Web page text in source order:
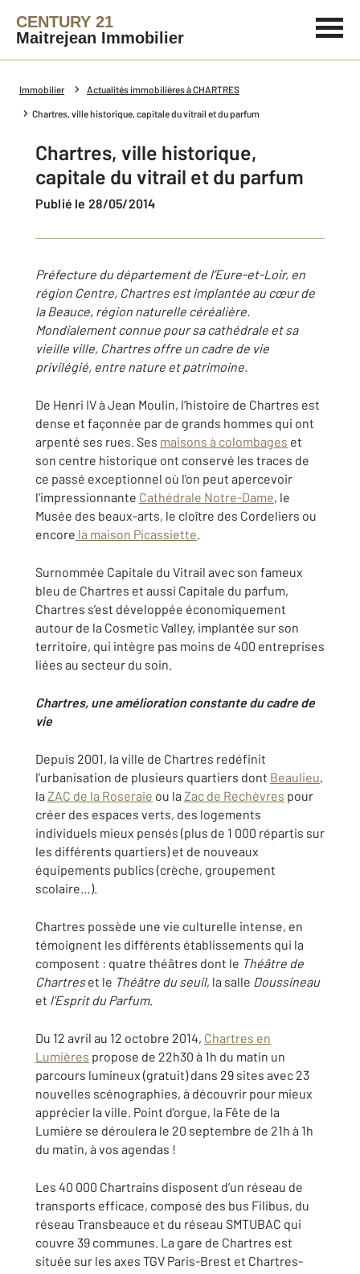
CENTURY 21
Maitrejean Immobilier
Immobilier Actualités immobilières à CHARTRES
Chartres, ville historique, capitale du vitrail et du parfum
Chartres, ville historique,
capitale du vitrail et du parfum
Publié le 28/05/2014
Préfecture du département de l’Eure-et-Loir, en
région Centre, Chartres est implantée au cœur de
la Beauce, région naturelle céréalière.
Mondialement connue pour sa cathédrale et sa
vieille ville, Chartres offre un cadre de vie
privilégié, entre nature et patrimoine.
De Henri IV à Jean Moulin, l’histoire de Chartres est
dense et façonnée par de grands hommes qui ont
arpenté ses rues. Ses maisons à colombages et
son centre historique ont conservé les traces de
ce passé exceptionnel où l’on peut apercevoir
l'impressionnante Cathédrale Notre-Dame, le
Musée des beaux-arts, le cloître des Cordeliers ou
encore la maison Picassiette.
Surnommée Capitale du Vitrail avec son fameux
bleu de Chartres et aussi Capitale du parfum,
Chartres s’est développée économiquement
autour de la Cosmetic Valley, implantée sur son
territoire, qui intègre pas moins de 400 entreprises
liées au secteur du soin.
Chartres, une amélioration constante du cadre de
vie
Depuis 2001, la ville de Chartres redéfinit
l’urbanisation de plusieurs quartiers dont Beaulieu,
la ZAC de la Roseraie ou la Zac de Rechèvres pour
créer des espaces verts, des logements
individuels mieux pensés (plus de 1 000 répartis sur
les différents quartiers) et de nouveaux
équipements publics (crèche, groupement
scolaire…).
Chartres possède une vie culturelle intense, en
témoignent les différents établissements qui la
composent : quatre théâtres dont le Théâtre de
Chartreset le Théâtre du seuil, la salle Doussineau
et l'Esprit du Parfum.
Du 12 avril au 12 octobre 2014, Chartres en
Lumières propose de 22h30 à 1h du matin un
parcours lumineux (gratuit) dans 29 sites avec 23
nouvelles scénographies, à découvrir pour mieux
apprécier la ville. Point d'orgue, la Fête de la
Lumière se déroulera le 20 septembre de 21h à 1h
du matin, à vos agendas !
Les 40 000 Chartrains disposent d’un réseau de
transports efficace, composé des bus Filibus, du
réseau Transbeauce et du réseau SMTUBAC qui
couvre 39 communes. La gare de Chartres est
située sur les axes TGV Paris-Brest et Chartres-